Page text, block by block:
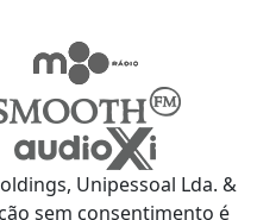
Unipessoal Lda. &
sem consentimento é